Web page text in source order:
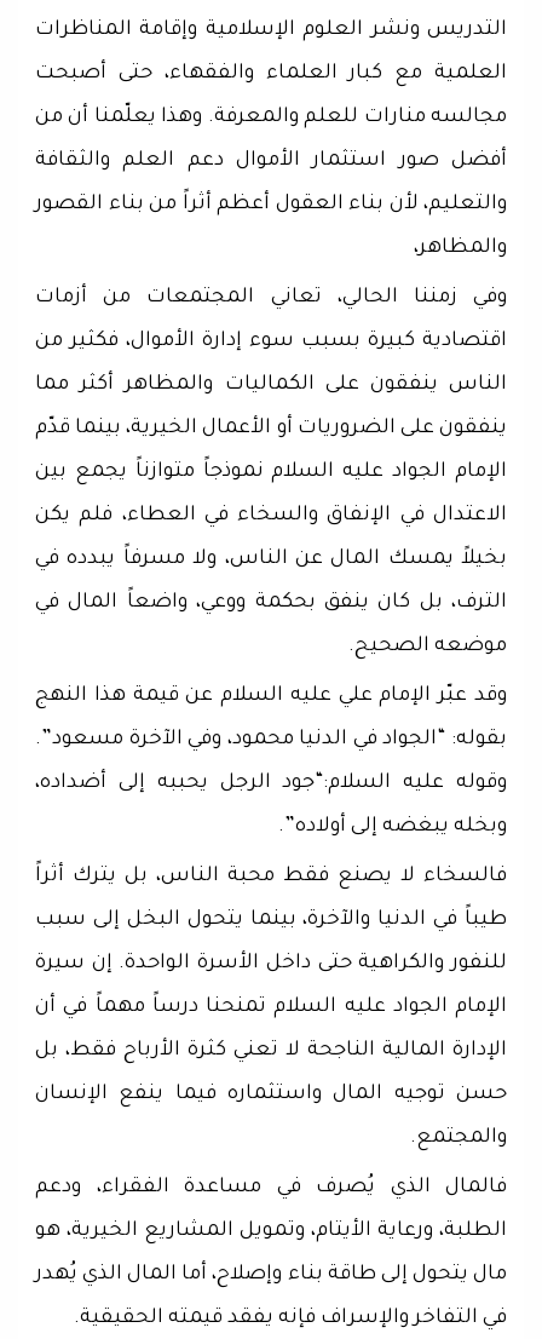
التدريس ونشر العلوم الإسلامية وإقامة المناظرات
العلمية مع كبار العلماء والفقهاء، حتى أصبحت
مجالسه منارات للعلم والمعرفة. وهذا يعلّمنا أن من
أفضل صور استثمار الأموال دعم العلم والثقافة
والتعليم، لأن بناء العقول أعظم أثراً من بناء القصور
والمظاهر،
وفي زمننا الحالي، تعاني المجتمعات من أزمات
اقتصادية كبيرة بسبب سوء إدارة الأموال، فكثير من
الناس ينفقون على الكماليات والمظاهر أكثر مما
ينفقون على الضروريات أو الأعمال الخيرية، بينما قدّم
الإمام الجواد عليه السلام نموذجاً متوازناً يجمع بين
الاعتدال في الإنفاق والسخاء في العطاء، فلم يكن
بخيلاً يمسك المال عن الناس، ولا مسرفاً يبدده في
الترف، بل كان ينفق بحكمة ووعي، واضعاً المال في
موضعه الصحيح.
وقد عبّر الإمام علي عليه السلام عن قيمة هذا النهج
بقوله: “الجواد في الدنيا محمود، وفي الآخرة مسعود”.
وقوله عليه السلام:“جود الرجل يحببه إلى أضداده،
وبخله يبغضه إلى أولاده”.
فالسخاء لا يصنع فقط محبة الناس، بل يترك أثراً
طيباً في الدنيا والآخرة، بينما يتحول البخل إلى سبب
للنفور والكراهية حتى داخل الأسرة الواحدة. إن سيرة
الإمام الجواد عليه السلام تمنحنا درساً مهماً في أن
الإدارة المالية الناجحة لا تعني كثرة الأرباح فقط، بل
حسن توجيه المال واستثماره فيما ينفع الإنسان
والمجتمع.
فالمال الذي يُصرف في مساعدة الفقراء، ودعم
الطلبة، ورعاية الأيتام، وتمويل المشاريع الخيرية، هو
مال يتحول إلى طاقة بناء وإصلاح، أما المال الذي يُهدر
في التفاخر والإسراف فإنه يفقد قيمته الحقيقية.